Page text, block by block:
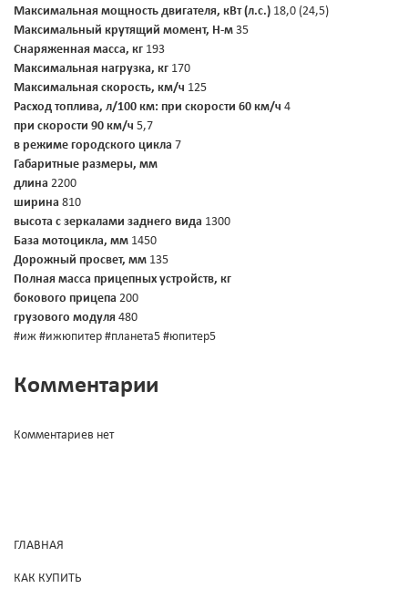
Максимальная мощность двигателя, кВт (л.с.) 18,0 (24,5)
Максимальный крутящий момент, Н-м 35
Снаряженная масса, кг 193
Максимальная нагрузка, кг 170
Максимальная скорость, км/ч 125
Расход топлива, л/100 км: при скорости 60 км/ч 4
при скорости 90 км/ч 5,7
в режиме городского цикла 7
Габаритные размеры, мм
длина 2200
ширина 810
высота с зеркалами заднего вида 1300
База мотоцикла, мм 1450
Дорожный просвет, мм 135
Полная масса прицепных устройств, кг
бокового прицепа 200
грузового модуля 480
#иж #ижюпитер #планета5 #юпитер5
Комментарии
Комментариев нет
ГЛАВНАЯ
КАК КУПИТЬ